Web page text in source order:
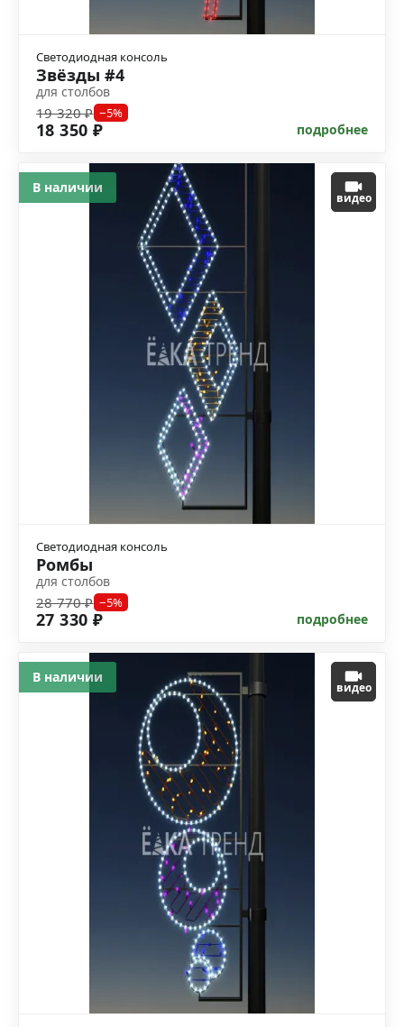
Светодиодная консоль
Звёзды #4
для столбов
19 320 ₽ −5%
18 350 ₽ подробнее
видео
Светодиодная консоль
Ромбы
для столбов
28 770 ₽ −5%
27 330 ₽ подробнее
В наличии
видео
В наличии